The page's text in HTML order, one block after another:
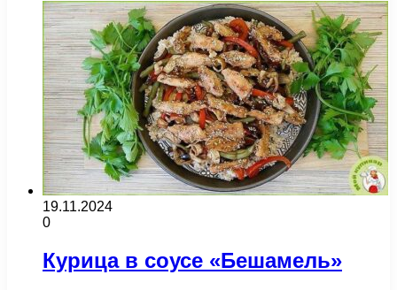
19.11.2024
0
Курица в соусе «Бешамель»